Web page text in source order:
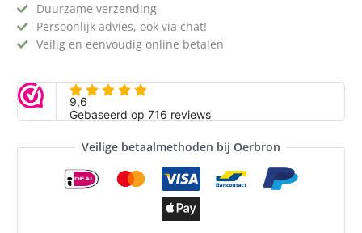
Duurzame verzending
Persoonlijk advies, ook via chat!
Veilig en eenvoudig online betalen
Veilige betaalmethoden bij Oerbron